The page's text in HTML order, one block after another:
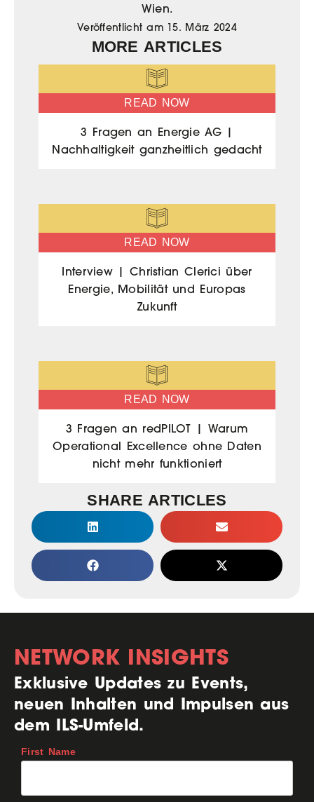
Wien.
Veröffentlicht am 15. März 2024
MORE ARTICLES
READ NOW
3 Fragen an Energie AG |
Nachhaltigkeit ganzheitlich gedacht
READ NOW
Interview | Christian Clerici über
Energie, Mobilität und Europas
Zukunft
READ NOW
3 Fragen an redPILOT | Warum
Operational Excellence ohne Daten
nicht mehr funktioniert
SHARE ARTICLES
NETWORK INSIGHTS
Exklusive Updates zu Events,
neuen Inhalten und Impulsen aus
dem ILS-Umfeld.
First Name